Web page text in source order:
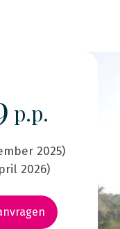
p.p.
2025)
2026)